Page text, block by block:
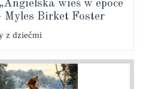
wieś w epoce
Birket Foster
z dziećmi